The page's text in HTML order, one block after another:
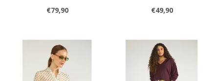
€79,90 €49,90